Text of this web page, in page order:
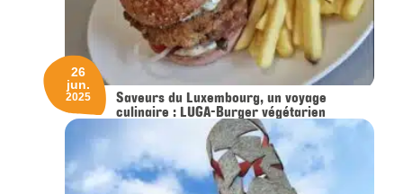
Saveurs du Luxembourg, un voyage
culinaire : LUGA-Burger végétarien
26
jun.
2025